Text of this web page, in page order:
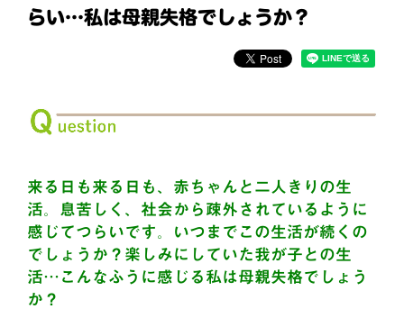
らい…私は母親失格でしょうか？
来る日も来る日も、赤ちゃんと二人きりの生
活。息苦しく、社会から疎外されているように
感じてつらいです。いつまでこの生活が続くの
でしょうか？楽しみにしていた我が子との生
活…こんなふうに感じる私は母親失格でしょう
か？